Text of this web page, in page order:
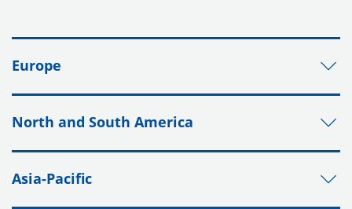
Europe
North and South America
Asia-Pacific